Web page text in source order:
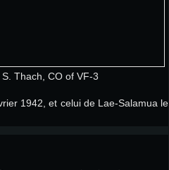
Thach, CO of VF-3
1942, et celui de Lae-Salamua le